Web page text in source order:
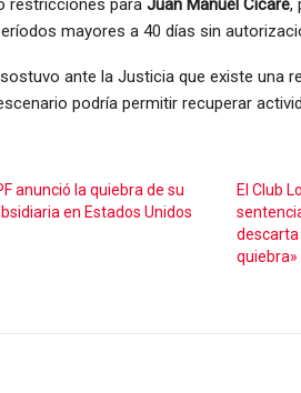
restricciones para Juan Manuel Cicaré,
mayores a 40 días sin
ante la Justicia que existe una
podría permitir recuperar
anunció la quiebra de su
en Estados Unidos
El Club
descarta
quiebra»